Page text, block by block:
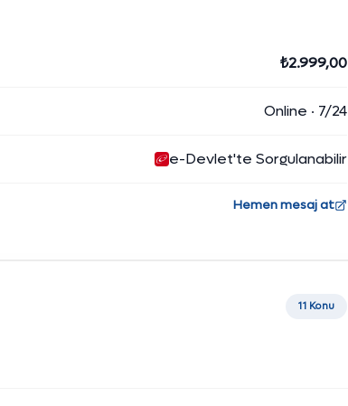
₺2.999,00
Online · 7/24
e-Devlet'te Sorgulanabilir
Hemen mesaj at
11 Konu